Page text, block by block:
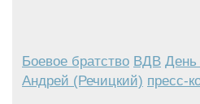
Боевое братство ВДВ
Андрей (Речицкий) пресс-